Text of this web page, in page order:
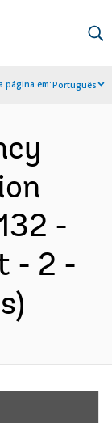
página em:Português
-
- 2 -